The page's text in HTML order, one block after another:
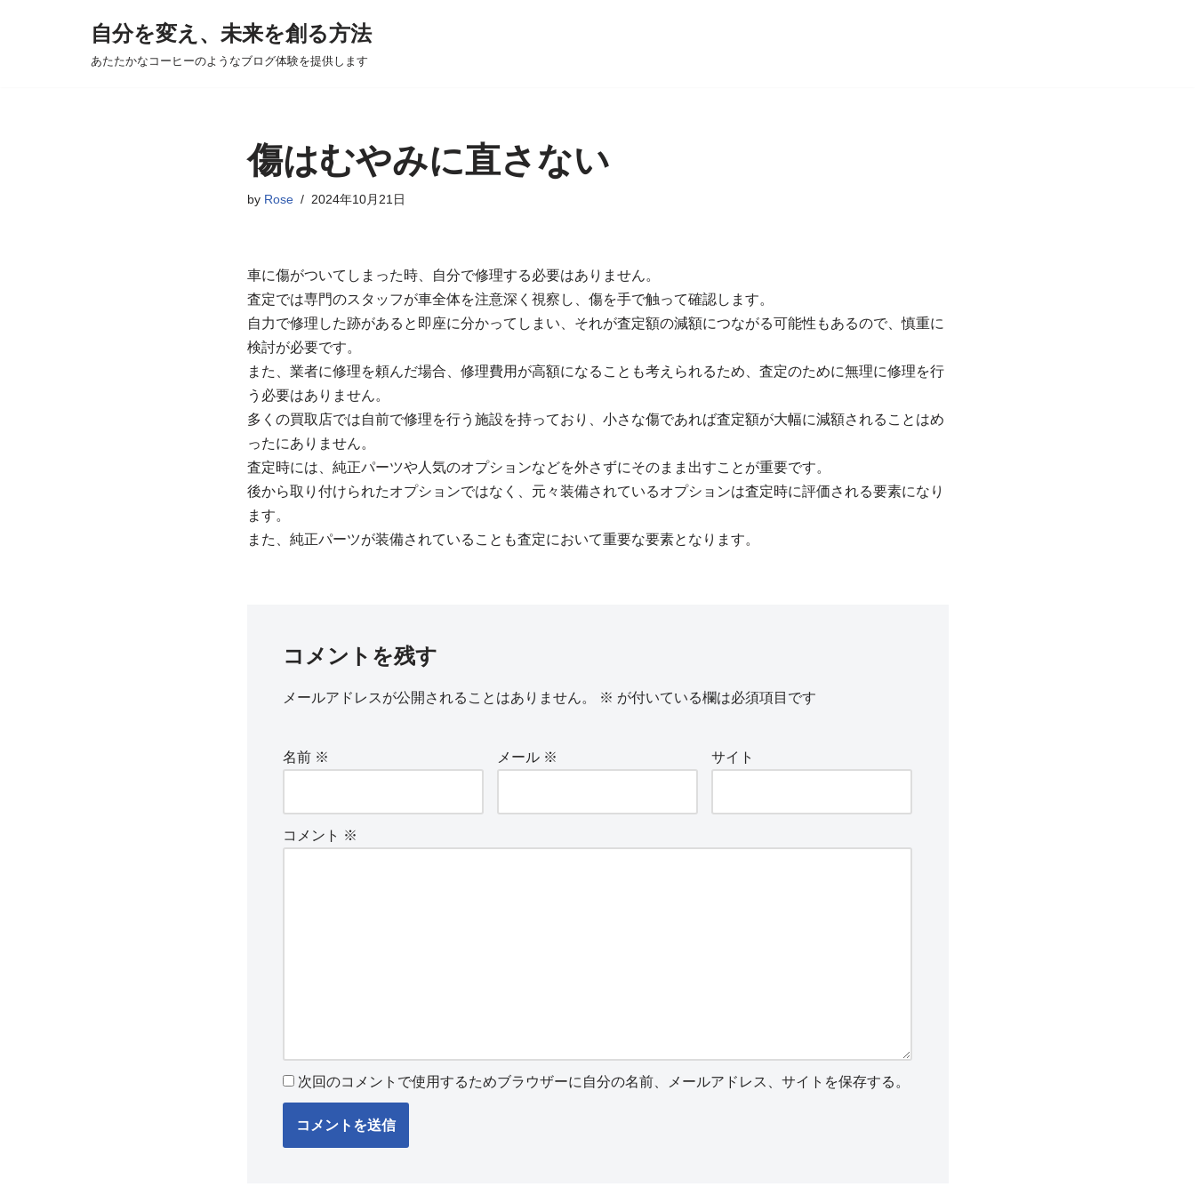
自分を変え、未来を創る方法
あたたかなコーヒーのようなブログ体験を提供します
傷はむやみに直さない
by Rose 2024年10月21日
車に傷がついてしまった時、自分で修理する必要はありません。
査定では専門のスタッフが車全体を注意深く視察し、傷を手で触って確認します。
自力で修理した跡があると即座に分かってしまい、それが査定額の減額につながる可能性もあるので、慎重に
検討が必要です。
また、業者に修理を頼んだ場合、修理費用が高額になることも考えられるため、査定のために無理に修理を行
う必要はありません。
多くの買取店では自前で修理を行う施設を持っており、小さな傷であれば査定額が大幅に減額されることはめ
ったにありません。
査定時には、純正パーツや人気のオプションなどを外さずにそのまま出すことが重要です。
後から取り付けられたオプションではなく、元々装備されているオプションは査定時に評価される要素になり
ます。
また、純正パーツが装備されていることも査定において重要な要素となります。
コメントを残す
メールアドレスが公開されることはありません。 ※ が付いている欄は必須項目です
名前 ※ メール ※ サイト
コメント ※
次回のコメントで使用するためブラウザーに自分の名前、メールアドレス、サイトを保存する。